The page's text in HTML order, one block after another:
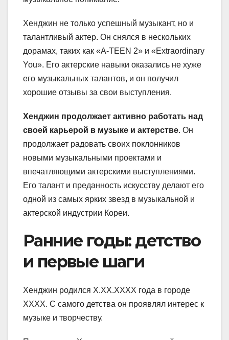
Хенджин не только успешный музыкант, но и
талантливый актер. Он снялся в нескольких
дорамах, таких как «A-TEEN 2» и «Extraordinary
You». Его актерские навыки оказались не хуже
его музыкальных талантов, и он получил
хорошие отзывы за свои выступления.
Хенджин продолжает активно работать над
своей карьерой в музыке и актерстве. Он
продолжает радовать своих поклонников
новыми музыкальными проектами и
впечатляющими актерскими выступлениями.
Его талант и преданность искусству делают его
одной из самых ярких звезд в музыкальной и
актерской индустрии Кореи.
Ранние годы: детство
и первые шаги
Хенджин родился X.XX.XXXX года в городе
XXXX. С самого детства он проявлял интерес к
музыке и творчеству.